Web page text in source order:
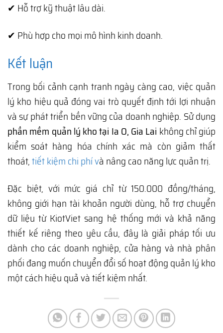
✔ Hỗ trợ kỹ thuật lâu dài.
✔ Phù hợp cho mọi mô hình kinh doanh.
Kết luận
Trong bối cảnh cạnh tranh ngày càng cao, việc quản
lý kho hiệu quả đóng vai trò quyết định tới lợi nhuận
và sự phát triển bền vững của doanh nghiệp. Sử dụng
phần mềm quản lý kho tại Ia O, Gia Lai không chỉ giúp
kiểm soát hàng hóa chính xác mà còn giảm thất
thoát,tiết kiệm chi phí và nâng cao năng lực quản trị.
Đặc biệt, với mức giá chỉ từ 150.000 đồng/tháng,
không giới hạn tài khoản người dùng, hỗ trợ chuyển
dữ liệu từ KiotViet sang hệ thống mới và khả năng
thiết kế riêng theo yêu cầu, đây là giải pháp tối ưu
dành cho các doanh nghiệp, cửa hàng và nhà phân
phối đang muốn chuyển đổi số hoạt động quản lý kho
một cách hiệu quả và tiết kiệm nhất.